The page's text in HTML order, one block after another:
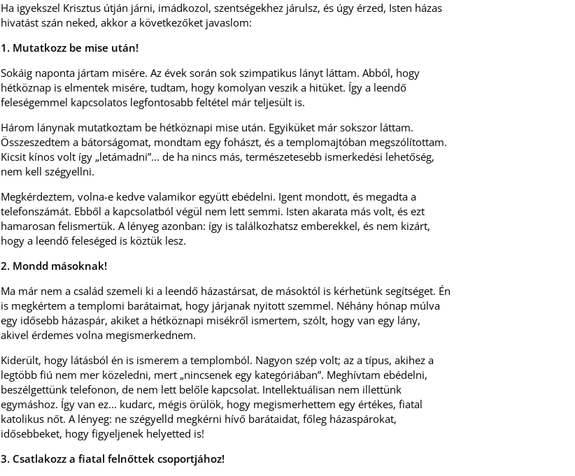
Ha igyekszel Krisztus útján járni, imádkozol, szentségekhez járulsz, és úgy érzed, Isten házas
hivatást szán neked, akkor a következőket javaslom:
1. Mutatkozz be mise után!
Sokáig naponta jártam misére. Az évek során sok szimpatikus lányt láttam. Abból, hogy
hétköznap is elmentek misére, tudtam, hogy komolyan veszik a hitüket. Így a leendő
feleségemmel kapcsolatos legfontosabb feltétel már teljesült is.
Három lánynak mutatkoztam be hétköznapi mise után. Egyiküket már sokszor láttam.
Összeszedtem a bátorságomat, mondtam egy fohászt, és a templomajtóban megszólítottam.
Kicsit kínos volt így „letámadni”... de ha nincs más, természetesebb ismerkedési lehetőség,
nem kell szégyellni.
Megkérdeztem, volna-e kedve valamikor együtt ebédelni. Igent mondott, és megadta a
telefonszámát. Ebből a kapcsolatból végül nem lett semmi. Isten akarata más volt, és ezt
hamarosan felismertük. A lényeg azonban: így is találkozhatsz emberekkel, és nem kizárt,
hogy a leendő feleséged is köztük lesz.
2. Mondd másoknak!
Ma már nem a család szemeli ki a leendő házastársat, de másoktól is kérhetünk segítséget. Én
is megkértem a templomi barátaimat, hogy járjanak nyitott szemmel. Néhány hónap múlva
egy idősebb házaspár, akiket a hétköznapi misékről ismertem, szólt, hogy van egy lány,
akivel érdemes volna megismerkednem.
Kiderült, hogy látásból én is ismerem a templomból. Nagyon szép volt; az a típus, akihez a
legtöbb fiú nem mer közeledni, mert „nincsenek egy kategóriában”. Meghívtam ebédelni,
beszélgettünk telefonon, de nem lett belőle kapcsolat. Intellektuálisan nem illettünk
egymáshoz. Így van ez... kudarc, mégis örülök, hogy megismerhettem egy értékes, fiatal
katolikus nőt. A lényeg: ne szégyelld megkérni hívő barátaidat, főleg házaspárokat,
idősebbeket, hogy figyeljenek helyetted is!
3. Csatlakozz a fiatal felnőttek csoportjához!